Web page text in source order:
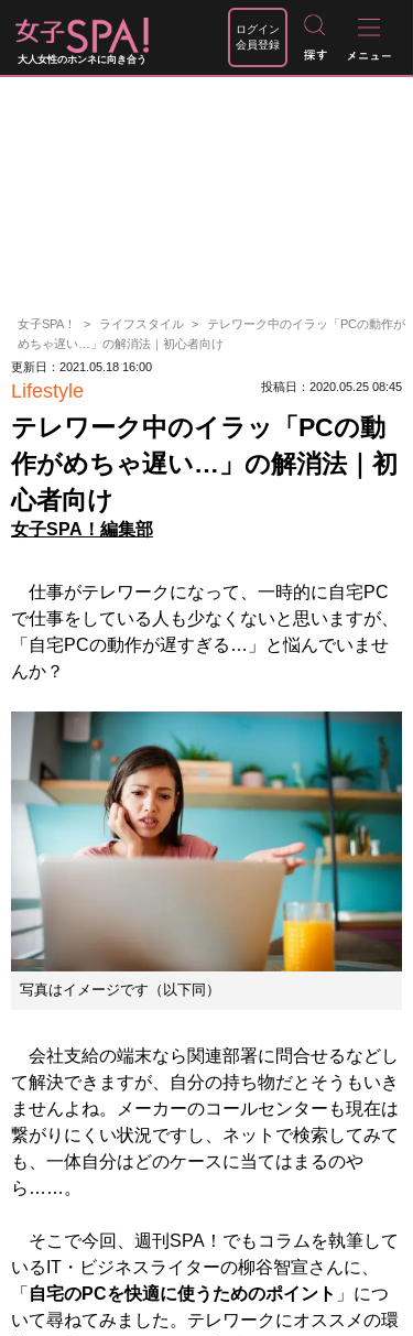
大人女性のホンネに向き合う
ログイン
会員登録
女子SPA！ ライフスタイル
テレワーク中のイラッ「PCの動作が
めちゃ遅い…」の解消法｜初心者向け
更新日：2021.05.18 16:00
Lifestyle 投稿日：2020.05.25 08:45
テレワーク中のイラッ「PCの動
作がめちゃ遅い…」の解消法｜初
心者向け
女子SPA！編集部
仕事がテレワークになって、一時的に自宅PC
で仕事をしている人も少なくないと思いますが、
「自宅PCの動作が遅すぎる…」と悩んでいませ
んか？
写真はイメージです（以下同）
会社支給の端末なら関連部署に問合せるなどし
て解決できますが、自分の持ち物だとそうもいき
ませんよね。メーカーのコールセンターも現在は
繋がりにくい状況ですし、ネットで検索してみて
も、一体自分はどのケースに当てはまるのや
ら……。
そこで今回、週刊SPA！でもコラムを執筆して
いるIT・ビジネスライターの柳谷智宣さんに、
「 自宅のPCを快適に使うためのポイント 」につ
いて尋ねてみました。テレワークにオススメの環